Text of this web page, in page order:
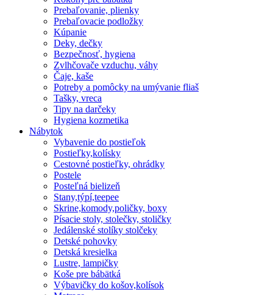
Prebaľovanie, plienky
Prebaľovacie podložky
Kúpanie
Deky, dečky
Bezpečnosť, hygiena
Zvlhčovače vzduchu, váhy
Čaje, kaše
Potreby a pomôcky na umývanie fliaš
Tašky, vreca
Tipy na darčeky
Hygiena kozmetika
Nábytok
Vybavenie do postieľok
Postieľky,kolísky
Cestovné postieľky, ohrádky
Postele
Posteľná bielizeň
Stany,týpí,teepee
Skrine,komody,poličky, boxy
Písacie stoly, stolečky, stoličky
Jedálenské stolíky stolčeky
Detské pohovky
Detská kresielka
Lustre, lampičky
Koše pre bábätká
Výbavičky do košov,kolísok